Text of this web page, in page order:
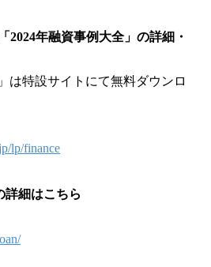
2024年融資事例大全」の詳細・
は特設サイトにて無料ダウンロ
lp/finance
細はこちら